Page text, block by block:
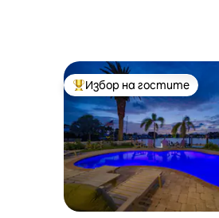
Най-популярен избор на
Избор на гостите